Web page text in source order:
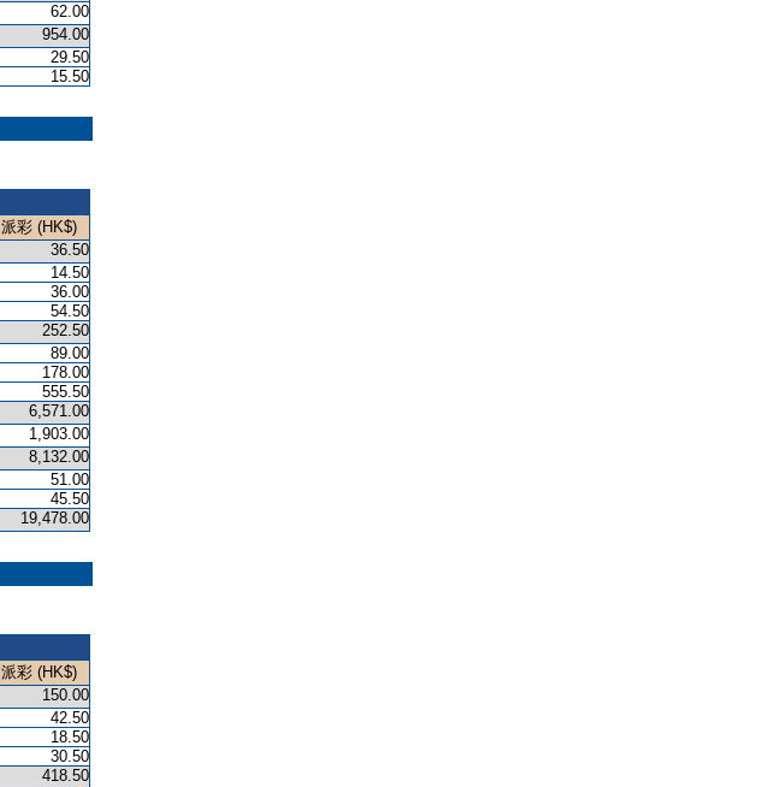
62.00
954.00
29.50
15.50
派彩 (HK$)
36.50
14.50
36.00
54.50
252.50
89.00
178.00
555.50
6,571.00
1,903.00
8,132.00
51.00
45.50
19,478.00
派彩 (HK$)
150.00
42.50
18.50
30.50
418.50